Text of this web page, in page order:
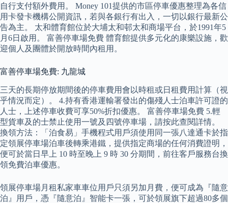
自行支付額外費用。 Money 101提供的市區停車優惠整理為各信
用卡發卡機構公開資訊，若與各銀行有出入，一切以銀行最新公
告為主。 太和體育館位於大埔太和邨太和商場平台，於1991年5
月6日啟用。 富善停車場免費 體育館提供多元化的康樂設施，歡
迎個人及團體於開放時間內租用。
富善停車場免費: 九龍城
三天的長期停放期間後的停車費用會以時租或日租費用計算（視
乎情況而定）。 4.持有香港運輸署發出的傷殘人士泊車許可證的
人士，上述停車收費可享50%折扣優惠。 富善停車場免費 5.輕
型貨車及的士禁止使用一號及四號停車場，請按此查閱詳情。
換領方法：「泊食易」手機程式用戶須使用同一張八達通卡於指
定領展停車場泊車後轉乘港鐵，提供指定商場的任何消費證明，
便可於當日早上 10 時至晚上 9 時 30 分期間，前往客戶服務台換
領免費泊車優惠。
領展停車場月租私家車車位用戶只須另加月費，便可成為『隨意
泊』用戶，憑『隨意泊』智能卡一張，可於領展​旗下超過80多個